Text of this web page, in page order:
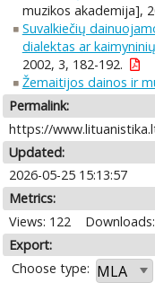
muzikos akademija],
Suvalkiečių
dialektas ar
2002, 3, 182-192.
Žemaitijos dainos ir
Permalink:
https://
Updated:
2026-05-25 15:13:57
Metrics:
Views: 122
Export:
Choose type: